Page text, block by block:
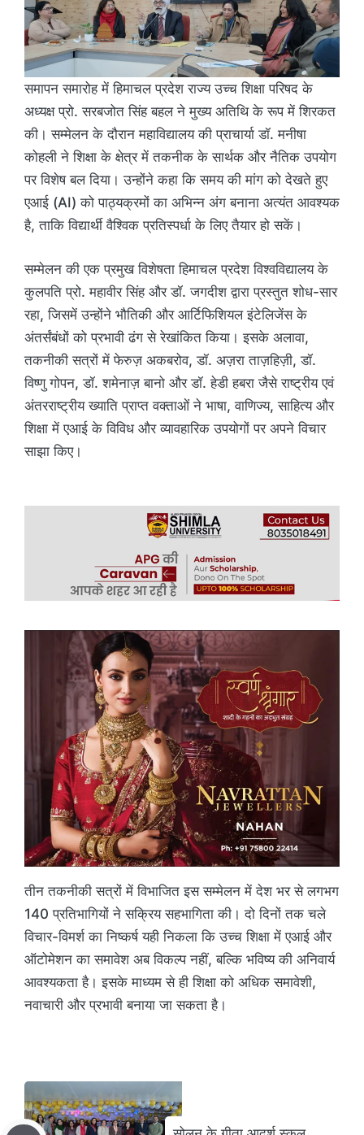
समापन समारोह में हिमाचल प्रदेश राज्य उच्च शिक्षा परिषद के
अध्यक्ष प्रो. सरबजोत सिंह बहल ने मुख्य अतिथि के रूप में शिरकत
की। सम्मेलन के दौरान महाविद्यालय की प्राचार्या डॉ. मनीषा
कोहली ने शिक्षा के क्षेत्र में तकनीक के सार्थक और नैतिक उपयोग
पर विशेष बल दिया। उन्होंने कहा कि समय की मांग को देखते हुए
एआई (AI) को पाठ्यक्रमों का अभिन्न अंग बनाना अत्यंत आवश्यक
है, ताकि विद्यार्थी वैश्विक प्रतिस्पर्धा के लिए तैयार हो सकें।
सम्मेलन की एक प्रमुख विशेषता हिमाचल प्रदेश विश्वविद्यालय के
कुलपति प्रो. महावीर सिंह और डॉ. जगदीश द्वारा प्रस्तुत शोध-सार
रहा, जिसमें उन्होंने भौतिकी और आर्टिफिशियल इंटेलिजेंस के
अंतर्संबंधों को प्रभावी ढंग से रेखांकित किया। इसके अलावा,
तकनीकी सत्रों में फेरुज़ अकबरोव, डॉ. अज़रा ताज़हिज़ी, डॉ.
विष्णु गोपन, डॉ. शमेनाज़ बानो और डॉ. हेडी हबरा जैसे राष्ट्रीय एवं
अंतरराष्ट्रीय ख्याति प्राप्त वक्ताओं ने भाषा, वाणिज्य, साहित्य और
शिक्षा में एआई के विविध और व्यावहारिक उपयोगों पर अपने विचार
साझा किए।
तीन तकनीकी सत्रों में विभाजित इस सम्मेलन में देश भर से लगभग
140 प्रतिभागियों ने सक्रिय सहभागिता की। दो दिनों तक चले
विचार-विमर्श का निष्कर्ष यही निकला कि उच्च शिक्षा में एआई और
ऑटोमेशन का समावेश अब विकल्प नहीं, बल्कि भविष्य की अनिवार्य
आवश्यकता है। इसके माध्यम से ही शिक्षा को अधिक समावेशी,
नवाचारी और प्रभावी बनाया जा सकता है।